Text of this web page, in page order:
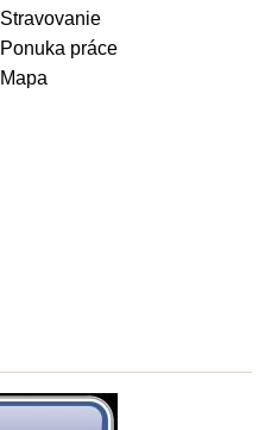
Stravovanie
Ponuka práce
Mapa